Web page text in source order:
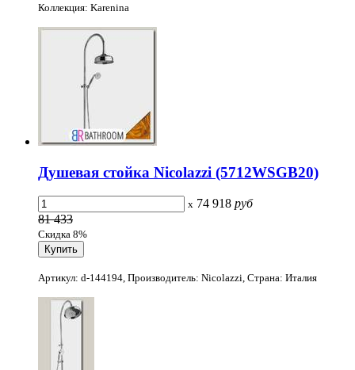
Коллекция: Karenina
Душевая стойка Nicolazzi (5712WSGB20)
x 74 918 руб
81 433
Скидка 8%
Артикул: d-144194, Производитель: Nicolazzi, Страна: Италия